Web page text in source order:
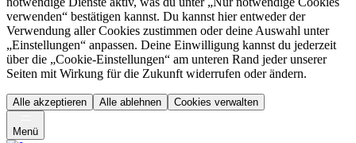
verwenden“ bestätigen kannst. Du kannst hier entweder der
Verwendung aller Cookies zustimmen oder deine Auswahl unter
„Einstellungen“ anpassen. Deine Einwilligung kannst du jederzeit
über die „Cookie-Einstellungen“ am unteren Rand jeder unserer
Seiten mit Wirkung für die Zukunft widerrufen oder ändern.
Alle akzeptieren Alle ablehnen Cookies verwalten
Menü